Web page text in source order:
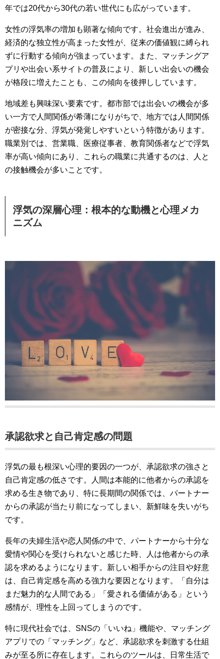
年では20代から30代の若い世代にも広がっています。
女性の浮気率の増加も顕著な傾向です。社会進出が進み、
経済的な独立性が高まった女性が、従来の価値観に縛られ
ずに行動する傾向が強まっています。また、マッチングア
プリや出会い系サイトの普及により、新しい出会いの機会
が格段に増えたことも、この傾向を後押ししています。
地域差も興味深い要素です。都市部では出会いの機会が多
い一方で人間関係が希薄になりがちで、地方では人間関係
が密接な分、浮気が発覚しやすいという特徴があります。
職業別では、営業職、医療従事者、教育関係者などで浮気
率が高い傾向にあり、これらの職業に共通するのは、人と
の接触機会が多いことです。
浮気の深層心理：根本的な動機と心理メカ
ニズム
承認欲求と自己肯定感の問題
浮気の最も根深い心理的要因の一つが、承認欲求の強さと
自己肯定感の低さです。人間は本能的に他者からの承認を
求める生き物であり、特に長期間の関係では、パートナー
からの承認が当たり前になってしまい、新鮮味を失いがち
です。
長年の夫婦生活や恋人関係の中で、パートナーから十分な
愛情や関心を受けられないと感じた時、人は他者からの承
認を求めるようになります。新しい相手からの注目や好意
は、自己肯定感を高める強力な要因となります。「自分は
まだ魅力的な人間である」「愛される価値がある」という
感情が、理性を上回ってしまうのです。
特に現代社会では、SNSの「いいね」機能や、マッチング
アプリでの「マッチング」など、承認欲求を刺激する仕組
みが至る所に存在します。これらのツールは、日常生活で